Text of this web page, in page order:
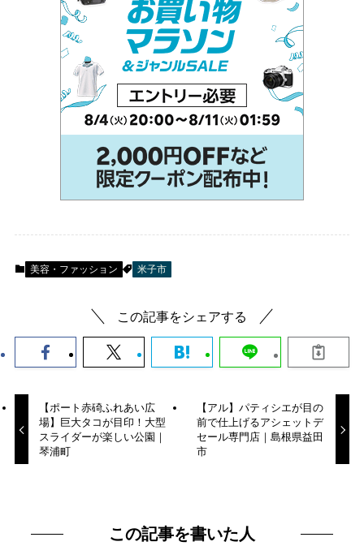
美容・ファッション 米子市
この記事をシェアする
【ポート赤碕ふれあい広
場】巨大タコが目印！大型
スライダーが楽しい公園｜
琴浦町
【アル】パティシエが目の
前で仕上げるアシェットデ
セール専門店｜島根県益田
市
この記事を書いた人